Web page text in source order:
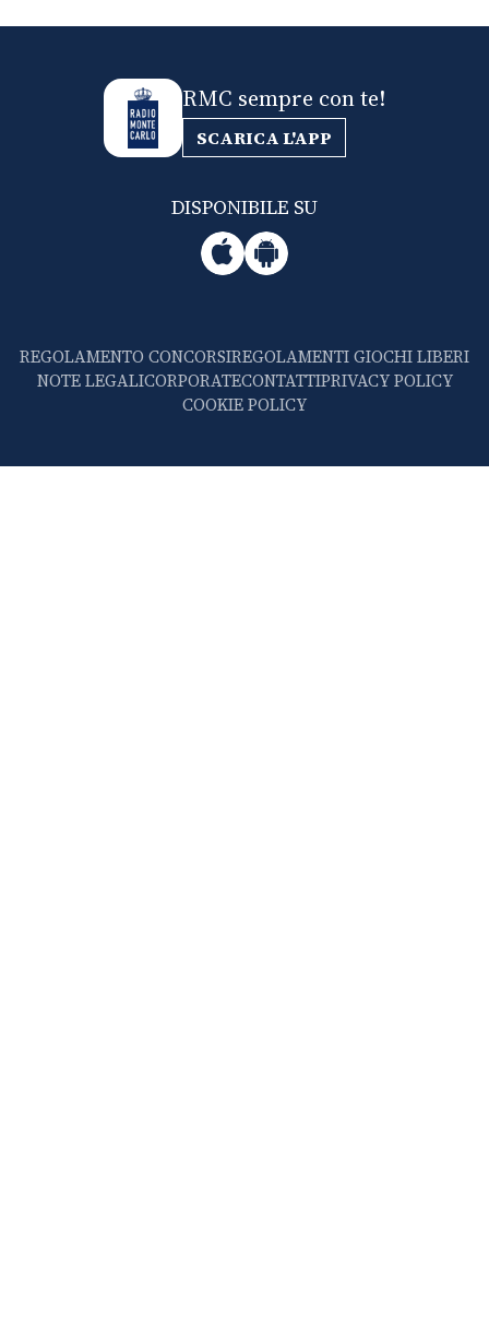
RMC sempre con te!
SCARICA L'APP
DISPONIBILE SU
REGOLAMENTO CONCORSIREGOLAMENTI GIOCHI LIBERI
NOTE LEGALICORPORATECONTATTIPRIVACY POLICY
COOKIE POLICY